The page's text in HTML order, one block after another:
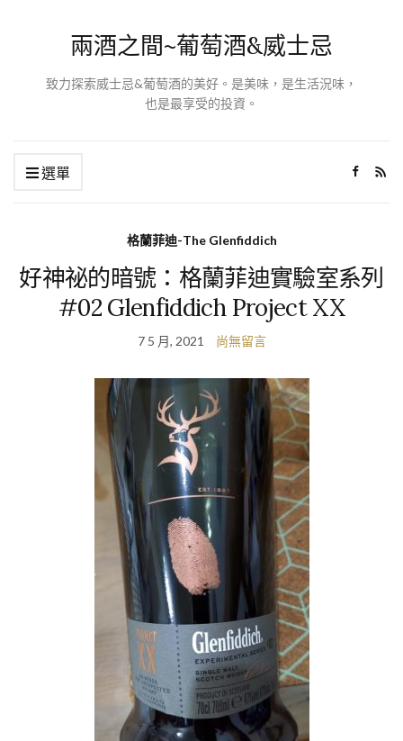
兩酒之間~葡萄酒&威士忌
致力探索威士忌&葡萄酒的美好。是美味，是生活況味，
也是最享受的投資。
選單
格蘭菲迪-The Glenfiddich
好神祕的暗號：格蘭菲迪實驗室系列
#02 Glenfiddich Project XX
7 5 月, 2021 尚無留言